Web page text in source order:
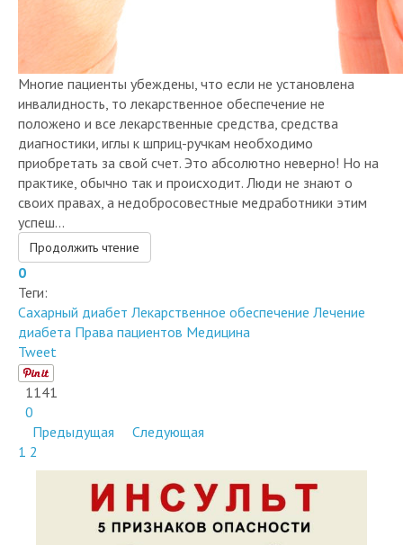
Многие пациенты убеждены, что если не установлена
инвалидность, то лекарственное обеспечение не
положено и все лекарственные средства, средства
диагностики, иглы к шприц-ручкам необходимо
приобретать за свой счет. Это абсолютно неверно! Но на
практике, обычно так и происходит. Люди не знают о
своих правах, а недобросовестные медработники этим
успеш...
Продолжить чтение
0
Теги:
Сахарный диабет Лекарственное обеспечение Лечение
диабета Права пациентов Медицина
Tweet
1141
0
Предыдущая
Следующая
1 2